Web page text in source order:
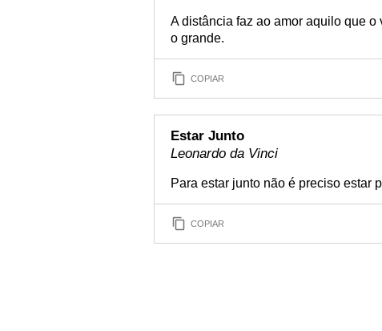
A distância faz ao amor aquilo que
o grande.
COPIAR
Estar Junto
Leonardo da Vinci
Para estar junto não é preciso estar
COPIAR